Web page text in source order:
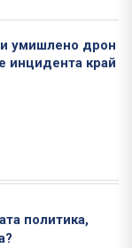
умишлено дрон
инцидента край
политика,